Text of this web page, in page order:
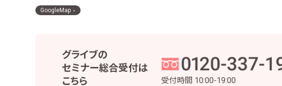
実施するとともに、役職員および委託先の適切な監督を行って参ります
個人情報・個人データの適正な取扱いのため、法令及びガイ
GoogleMap
グライブの
セミナー総合受付は
こちら
受付時間 10:00-19:00